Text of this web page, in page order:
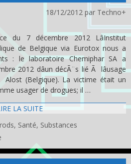
18/12/2012 par Techno+
du 7 décembre 2012 LâInstitut
de Belgique via Eurotox nous a
: le laboratoire Chemiphar SA a
2012 dâun décÃ¨s lié Ã lâusage
Alost (Belgique). La victime était un
usager de drogues; il …
LA SUITE
, Santé, Substances